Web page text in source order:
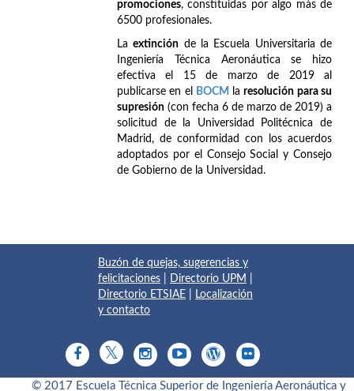
promociones, constituidas por algo más de
6500 profesionales.
Laextinción de la Escuela Universitaria de
Ingeniería Técnica Aeronáutica se hizo
efectiva el 15 de marzo de 2019 al
publicarse en el
BOCM laresolución para su
supresión (con fecha 6 de marzo de 2019) a
solicitud de la Universidad Politécnica de
Madrid, de conformidad con los acuerdos
adoptados por el Consejo Social y Consejo
de Gobierno de la Universidad.
Buzón de quejas, sugerencias y
felicitaciones
Directorio UPM
Directorio ETSIAE
Localización
y contacto
© 2017 Escuela Técnica Superior de Ingeniería Aeronáutica y